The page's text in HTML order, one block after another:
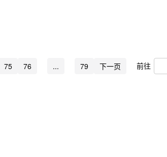
75 76 ... 79 下一页 前往